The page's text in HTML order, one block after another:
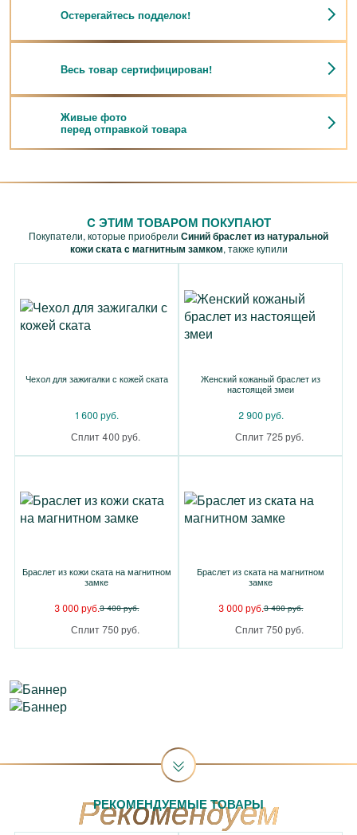
Остерегайтесь подделок!
Весь товар сертифицирован!
Живые фото
перед отправкой товара
C ЭТИМ ТОВАРОМ ПОКУПАЮТ
Покупатели, которые приобрели Синий браслет из натуральной
кожи ската c магнитным замком, также купили
Чехол для зажигалки с кожей ската
1 600 руб.
Сплит 400 руб.
Женский кожаный браслет из
настоящей змеи
2 900 руб.
Сплит 725 руб.
Браслет из кожи ската на магнитном
замке
3 000 руб.3 400 руб.
Сплит 750 руб.
Браслет из ската на магнитном
замке
3 000 руб.3 400 руб.
Сплит 750 руб.
РЕКОМЕНДУЕМЫЕ ТОВАРЫ